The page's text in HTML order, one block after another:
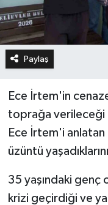
Paylaş
Ece İrtem'in
toprağa verileceği
Ece İrtem'i anlatan
üzüntü
35 yaşındaki genç
krizi geçirdiği ve